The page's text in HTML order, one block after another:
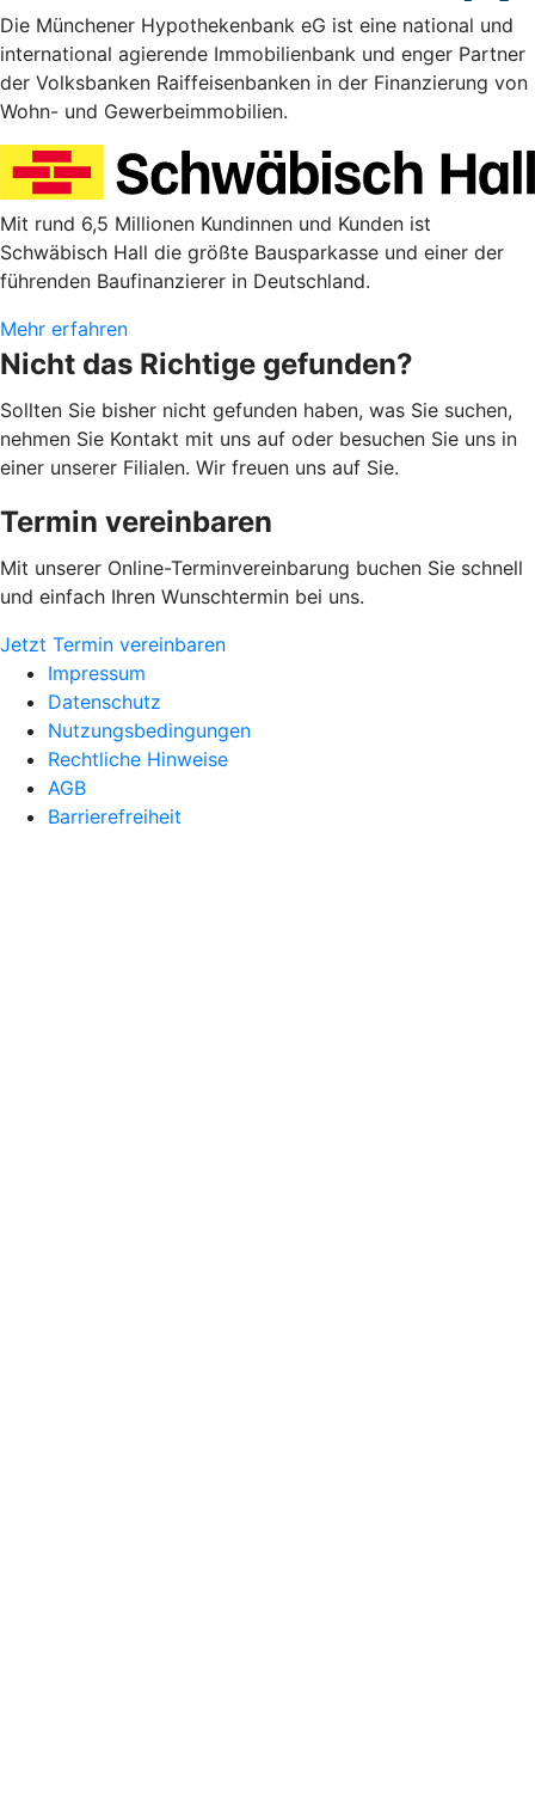
Die Münchener Hypothekenbank eG ist eine national und
international agierende Immobilienbank und enger Partner
der Volksbanken Raiffeisenbanken in der Finanzierung von
Wohn- und Gewerbeimmobilien.
Mit rund 6,5 Millionen Kundinnen und Kunden ist
Schwäbisch Hall die größte Bausparkasse und einer der
führenden Baufinanzierer in Deutschland.
Mehr erfahren
Nicht das Richtige gefunden?
Sollten Sie bisher nicht gefunden haben, was Sie suchen,
nehmen Sie Kontakt mit uns auf oder besuchen Sie uns in
einer unserer Filialen. Wir freuen uns auf Sie.
Termin vereinbaren
Mit unserer Online-Terminvereinbarung buchen Sie schnell
und einfach Ihren Wunschtermin bei uns.
Jetzt Termin vereinbaren
Impressum
Datenschutz
Nutzungsbedingungen
Rechtliche Hinweise
AGB
Barrierefreiheit